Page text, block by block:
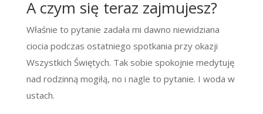
A czym się teraz zajmujesz?
Właśnie to pytanie zadała mi dawno niewidziana
ciocia podczas ostatniego spotkania przy okazji
Wszystkich Świętych. Tak sobie spokojnie medytuję
nad rodzinną mogiłą, no i nagle to pytanie. I woda w
ustach.